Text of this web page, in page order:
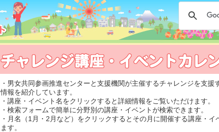
・男女共同参画推進センターと支援機関が主催するチャレンジを支援
情報を紹介しています。
・講座・イベント名をクリックすると詳細情報をご覧いただけます。
・検索フォームで簡単に分野別の講座・イベントが検索できます。
・月名（1月・2月など）をクリックするとその月に開催する講座・イ
ます。